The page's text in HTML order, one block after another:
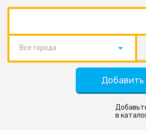
Все города
в